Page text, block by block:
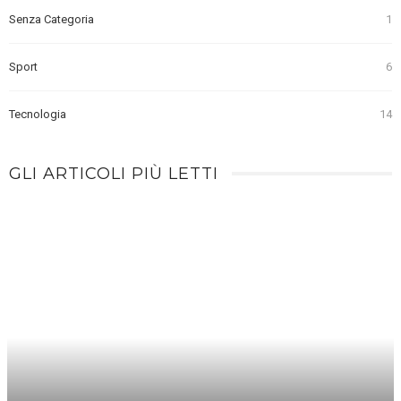
Senza Categoria 1
Sport 6
Tecnologia 14
GLI ARTICOLI PIÙ LETTI